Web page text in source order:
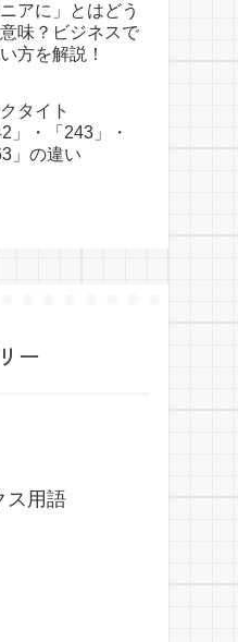
ニアに」とはどう
味？ビジネスで
方を解説！
タイト
」・「243」・
」の違い
ー
ス用語